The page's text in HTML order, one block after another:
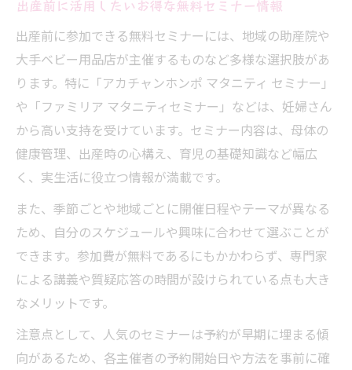
出産前に活用したいお得な無料セミナー情報
出産前に参加できる無料セミナーには、地域の助産院や
大手ベビー用品店が主催するものなど多様な選択肢があ
ります。特に「アカチャンホンポ マタニティ セミナー」
や「ファミリア マタニティセミナー」などは、妊婦さん
から高い支持を受けています。セミナー内容は、母体の
健康管理、出産時の心構え、育児の基礎知識など幅広
く、実生活に役立つ情報が満載です。
また、季節ごとや地域ごとに開催日程やテーマが異なる
ため、自分のスケジュールや興味に合わせて選ぶことが
できます。参加費が無料であるにもかかわらず、専門家
による講義や質疑応答の時間が設けられている点も大き
なメリットです。
注意点として、人気のセミナーは予約が早期に埋まる傾
向があるため、各主催者の予約開始日や方法を事前に確